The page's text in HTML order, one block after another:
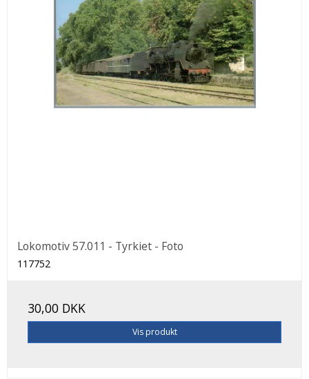
Lokomotiv 57.011 - Tyrkiet - Foto
117752
30,00 DKK
Vis produkt